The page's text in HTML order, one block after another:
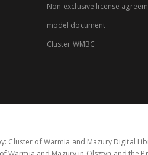
Non-exclusive license
model document
Cluster WMBC
Cluster of Warmia and Mazury Digital